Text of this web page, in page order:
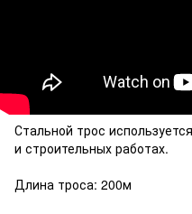
Стальной трос
и строительных работах.
Длина троса: 200м